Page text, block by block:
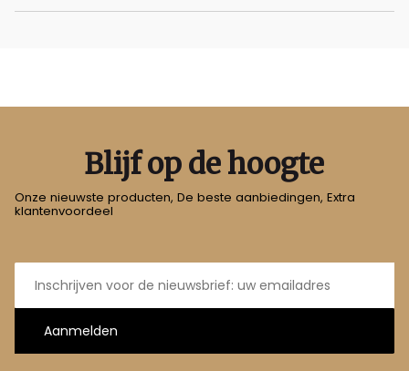
Blijf op de hoogte
Onze nieuwste producten, De beste aanbiedingen, Extra
klantenvoordeel
E-
mailadres
Aanmelden